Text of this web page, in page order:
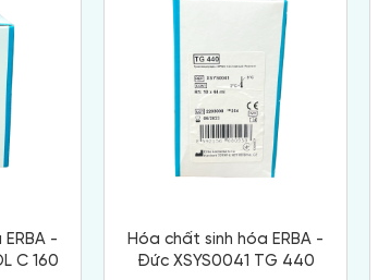
-
C 160
Hóa chất sinh hóa ERBA -
Đức XSYS0041 TG 440